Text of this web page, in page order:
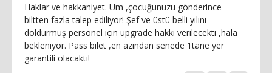
Haklar ve hakkaniyet. Um ,çocuğunuzu gönderince
biltten fazla talep ediliyor! Şef ve üstü belli yılını
doldurmuş personel için upgrade hakkı verilecekti ,hala
bekleniyor. Pass bilet ,en azından senede 1tane yer
garantili olacaktı!